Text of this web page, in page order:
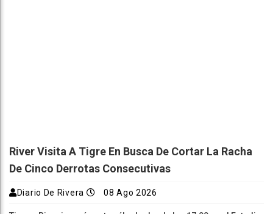
River Visita A Tigre En Busca De Cortar La Racha
De Cinco Derrotas Consecutivas
Diario De Rivera 08 Ago 2026